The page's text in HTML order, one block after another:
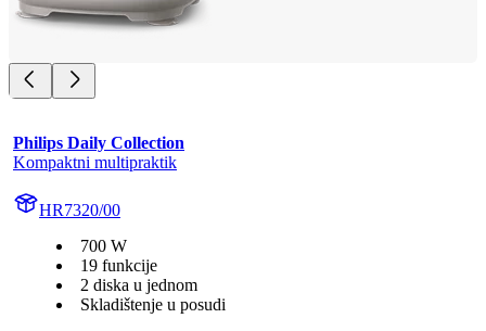
Philips Daily Collection
Kompaktni multipraktik
HR7320/00
700 W
19 funkcije
2 diska u jednom
Skladištenje u posudi